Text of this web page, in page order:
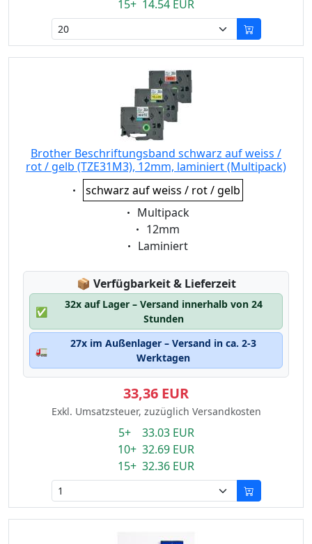
15+ 14.54 EUR
Brother Beschriftungsband schwarz auf weiss /
rot / gelb (TZE31M3), 12mm, laminiert (Multipack)
Eigenschaft:
schwarz auf weiss / rot / gelb
Eigenschaft:
Multipack
Eigenschaft:
12mm
Eigenschaft:
Laminiert
📦 Lagerstatus:
Verfügbarkeit & Lieferzeit
✅
32x auf Lager – Versand innerhalb von 24
Stunden
🚛
27x im Außenlager – Versand in ca. 2-3
Werktagen
33,36 EUR
Exkl. Umsatzsteuer, zuzüglich Versandkosten
5+ 33.03 EUR
10+ 32.69 EUR
15+ 32.36 EUR